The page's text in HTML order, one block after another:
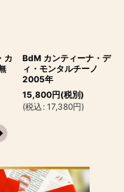
カ
BdM カンティーナ・デ
ィ・モンタルチーノ
2005年
15,800円(税別)
(税込 : 17,380円)